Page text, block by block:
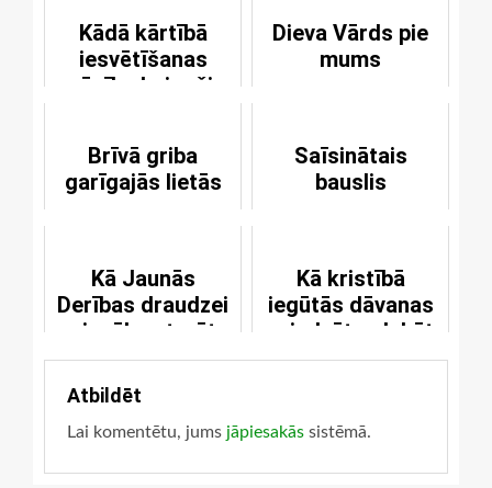
Kādā kārtībā
iesvētīšanas
mācību beigušie
Vakarēdiena?
Dieva Vārds pie
mums
Brīvā griba
garīgajās lietās
Saīsinātais
bauslis
Kā Jaunās
Derības draudzei
pienākas turēt
trešo bausli?
Kā kristībā
iegūtās dāvanas
vajadzētu glabāt
un lietot?
Atbildēt
Lai komentētu, jums jāpiesakās sistēmā.